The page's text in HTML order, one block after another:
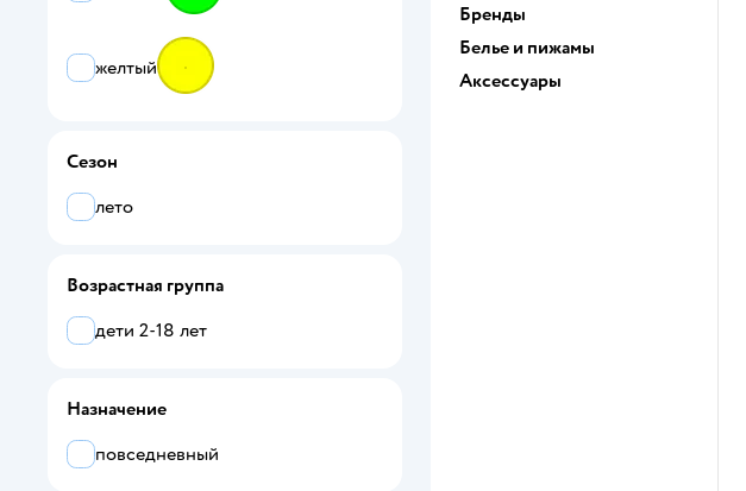
Бренды
Белье и пижамы
Аксессуары
Nordman
BEST.A
BLESSBOX
Europen
Flamingo
желтый
Сезон
лето
Возрастная группа
дети 2-18 лет
Назначение
повседневный